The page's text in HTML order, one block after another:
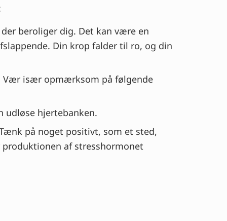
beroliger dig. Det kan være en
Din krop falder til ro, og din
Vær især opmærksom på følgende
udløse hjertebanken.
på noget positivt, som et sted,
af stresshormonet